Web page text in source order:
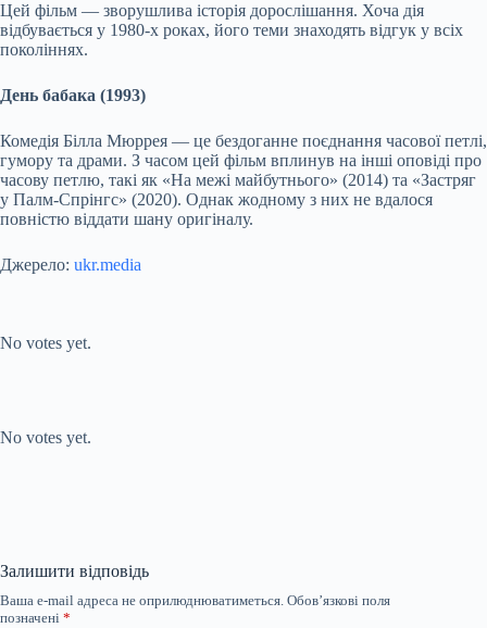
Цей фільм — зворушлива історія дорослішання. Хоча дія
відбувається у 1980-х роках, його теми знаходять відгук у всіх
поколіннях.
День бабака (1993)
Комедія Білла Мюррея — це бездоганне поєднання часової петлі,
гумору та драми. З часом цей фільм вплинув на інші оповіді про
часову петлю, такі як «На межі майбутнього» (2014) та «Застряг
у Палм-Спрінгс» (2020). Однак жодному з них не вдалося
повністю віддати шану оригіналу.
Джерело: ukr.media
No votes yet.
No votes yet.
Залишити відповідь
Ваша e-mail адреса не оприлюднюватиметься. Обов’язкові поля
позначені *